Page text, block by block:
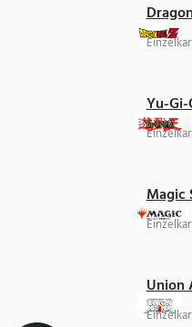
Yu-Gi-
Magic
Union